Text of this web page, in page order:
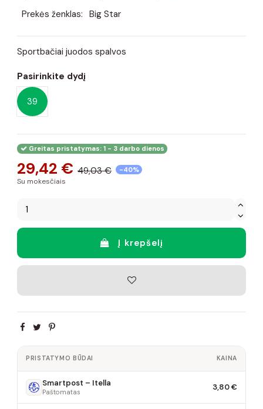
Prekės ženklas: Big Star
Sportbačiai juodos spalvos
Pasirinkite dydį
39
Greitas pristatymas: 1 - 3 darbo dienos
29,42 € 49,03 € -40%
Su mokesčiais
Į krepšelį
PRISTATYMO BŪDAI KAINA
Smartpost – Itella
Paštomatas 3,80 €